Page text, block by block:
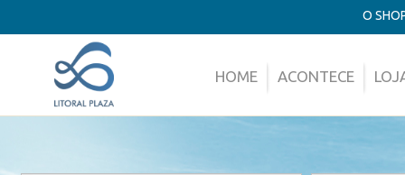
O
HOME ACONTECE